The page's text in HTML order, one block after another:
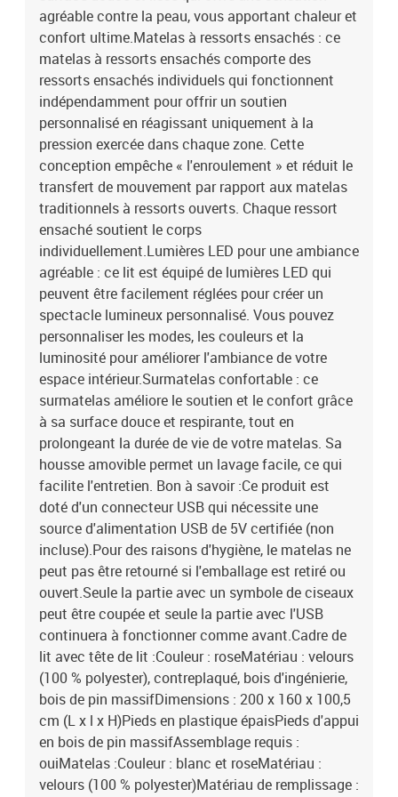
polyester)Matériau de remplissage : mousseDimensions : 160 x
200 x 5 cm (l x L x H)Housse amovible et lavableBande LED
:Longueur : 55 cmTension : c.c. 5 VLongueur du câble USB : 150
cmLongueur du câble d'alimentation : 30 cmIndice IP : IP65Avec
symbole de coupe à ciseauxLa livraison contient :1 x cadre de lit2
x tête de lit1 x matelas1 x surmatelas2 x bande à LED
agréable contre la peau, vous apportant chaleur et
confort ultime.Matelas à ressorts ensachés : ce
matelas à ressorts ensachés comporte des
ressorts ensachés individuels qui fonctionnent
indépendamment pour offrir un soutien
personnalisé en réagissant uniquement à la
pression exercée dans chaque zone. Cette
conception empêche « l'enroulement » et réduit le
transfert de mouvement par rapport aux matelas
traditionnels à ressorts ouverts. Chaque ressort
ensaché soutient le corps
individuellement.Lumières LED pour une ambiance
agréable : ce lit est équipé de lumières LED qui
peuvent être facilement réglées pour créer un
spectacle lumineux personnalisé. Vous pouvez
personnaliser les modes, les couleurs et la
luminosité pour améliorer l'ambiance de votre
espace intérieur.Surmatelas confortable : ce
surmatelas améliore le soutien et le confort grâce
à sa surface douce et respirante, tout en
prolongeant la durée de vie de votre matelas. Sa
housse amovible permet un lavage facile, ce qui
facilite l'entretien. Bon à savoir :Ce produit est
doté d'un connecteur USB qui nécessite une
source d'alimentation USB de 5V certifiée (non
incluse).Pour des raisons d'hygiène, le matelas ne
peut pas être retourné si l'emballage est retiré ou
ouvert.Seule la partie avec un symbole de ciseaux
peut être coupée et seule la partie avec l'USB
continuera à fonctionner comme avant.Cadre de
lit avec tête de lit :Couleur : roseMatériau : velours
(100 % polyester), contreplaqué, bois d'ingénierie,
bois de pin massifDimensions : 200 x 160 x 100,5
cm (L x l x H)Pieds en plastique épaisPieds d'appui
en bois de pin massifAssemblage requis :
ouiMatelas :Couleur : blanc et roseMatériau :
velours (100 % polyester)Matériau de remplissage :